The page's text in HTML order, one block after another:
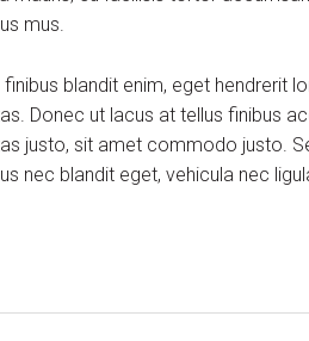
mus.
finibus blandit enim, eget hendrerit
Donec ut lacus at tellus finibus
justo, sit amet commodo justo.
nec blandit eget, vehicula nec